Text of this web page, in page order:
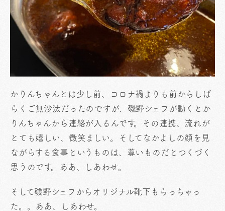
かりんちゃんとは少し前、コロナ禍よりも前からしば
らくご無沙汰だったのですが、磯野シェフが動くとか
りんちゃんから連絡が入るんです。その連携、流れが
とても嬉しい、微笑ましい。そしてなかよしの顔を見
ながらする食事というものは、尊いものだとつくづく
思うのです。ああ、しあわせ。
そして磯野シェフからオリジナル靴下もらっちゃっ
た。。ああ、しあわせ。